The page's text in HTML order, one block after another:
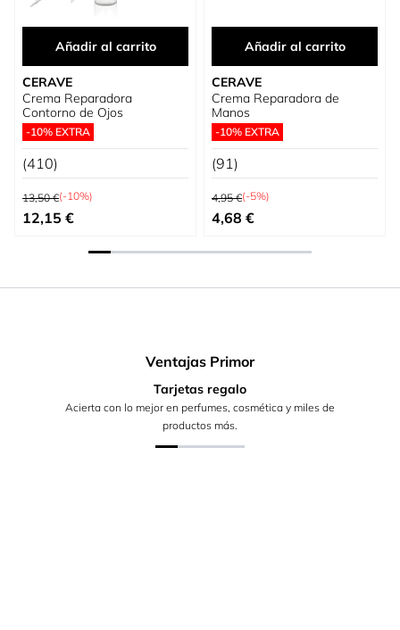
Añadir al carrito
CERAVE
Crema Reparadora
Contorno de Ojos
-10% EXTRA
(410)
Precio habitual
13,50 €(-10%)
Precio especial
12,15 €
Añadir al carrito
CERAVE
Crema Reparadora de
Manos
-10% EXTRA
(91)
Precio habitual
4,95 €(-5%)
Precio especial
4,68 €
Ventajas Primor
Tarjetas regalo
Acierta con lo mejor en perfumes, cosmética y miles de
productos más.